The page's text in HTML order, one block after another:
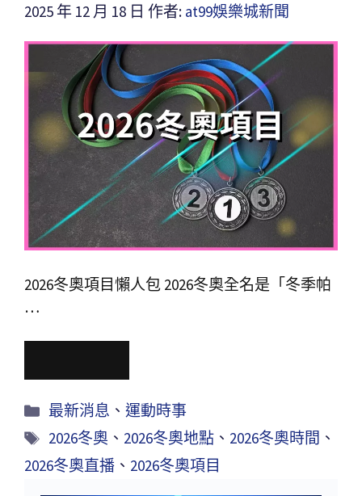
2025 年 12 月 18 日 作者: at99娛樂城新聞
2026冬奧項目懶人包 2026冬奧全名是「冬季帕
…
最新消息 、運動時事
2026冬奧 、 2026冬奧地點 、 2026冬奧時間 、
2026冬奧直播 、 2026冬奧項目